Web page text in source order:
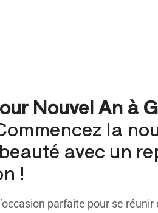
Nouvel An à
la
avec un
!
parfaite pour se réunir